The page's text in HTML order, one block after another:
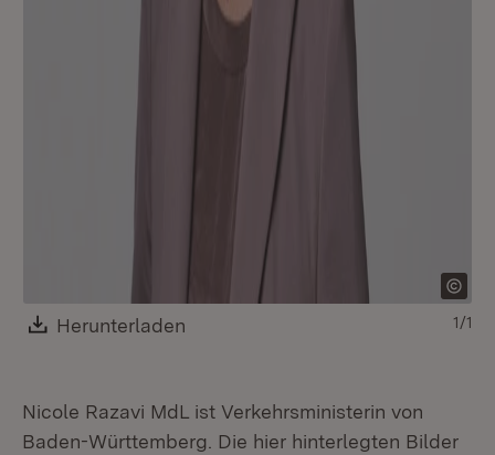
Download:
Herunterladen 1/1
Nicole Razavi MdL ist Verkehrsministerin von
Baden-Württemberg. Die hier hinterlegten Bilder